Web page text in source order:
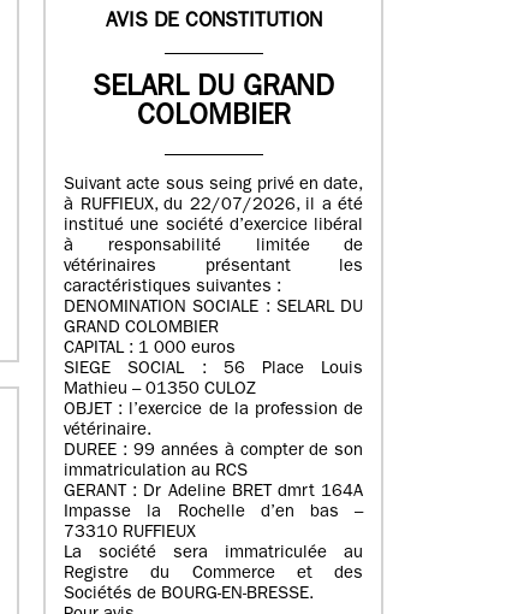
AVIS DE CONSTITUTION
SELARL DU GRAND
COLOMBIER
Suivant acte sous seing privé en date,
à RUFFIEUX, du 22/07/2026, il a été
institué une société d’exercice libéral
à responsabilité limitée de
vétérinaires présentant les
caractéristiques suivantes :
DENOMINATION SOCIALE : SELARL DU
GRAND COLOMBIER
CAPITAL : 1 000 euros
SIEGE SOCIAL : 56 Place Louis
Mathieu – 01350 CULOZ
OBJET : l’exercice de la profession de
vétérinaire.
DUREE : 99 années à compter de son
immatriculation au RCS
GERANT : Dr Adeline BRET dmrt 164A
Impasse la Rochelle d’en bas –
73310 RUFFIEUX
La société sera immatriculée au
Registre du Commerce et des
Sociétés de BOURG-EN-BRESSE.